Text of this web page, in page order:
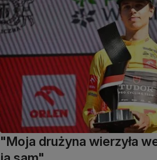
"Moja drużyna wierzyła